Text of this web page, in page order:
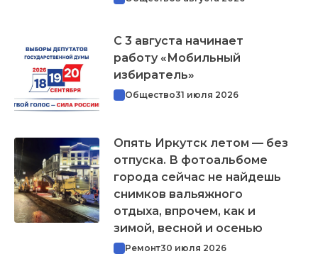
С 3 августа начинает
работу «Мобильный
избиратель»
Общество31 июля 2026
Опять Иркутск летом — без
отпуска. В фотоальбоме
города сейчас не найдешь
снимков вальяжного
отдыха, впрочем, как и
зимой, весной и осенью
Ремонт30 июля 2026